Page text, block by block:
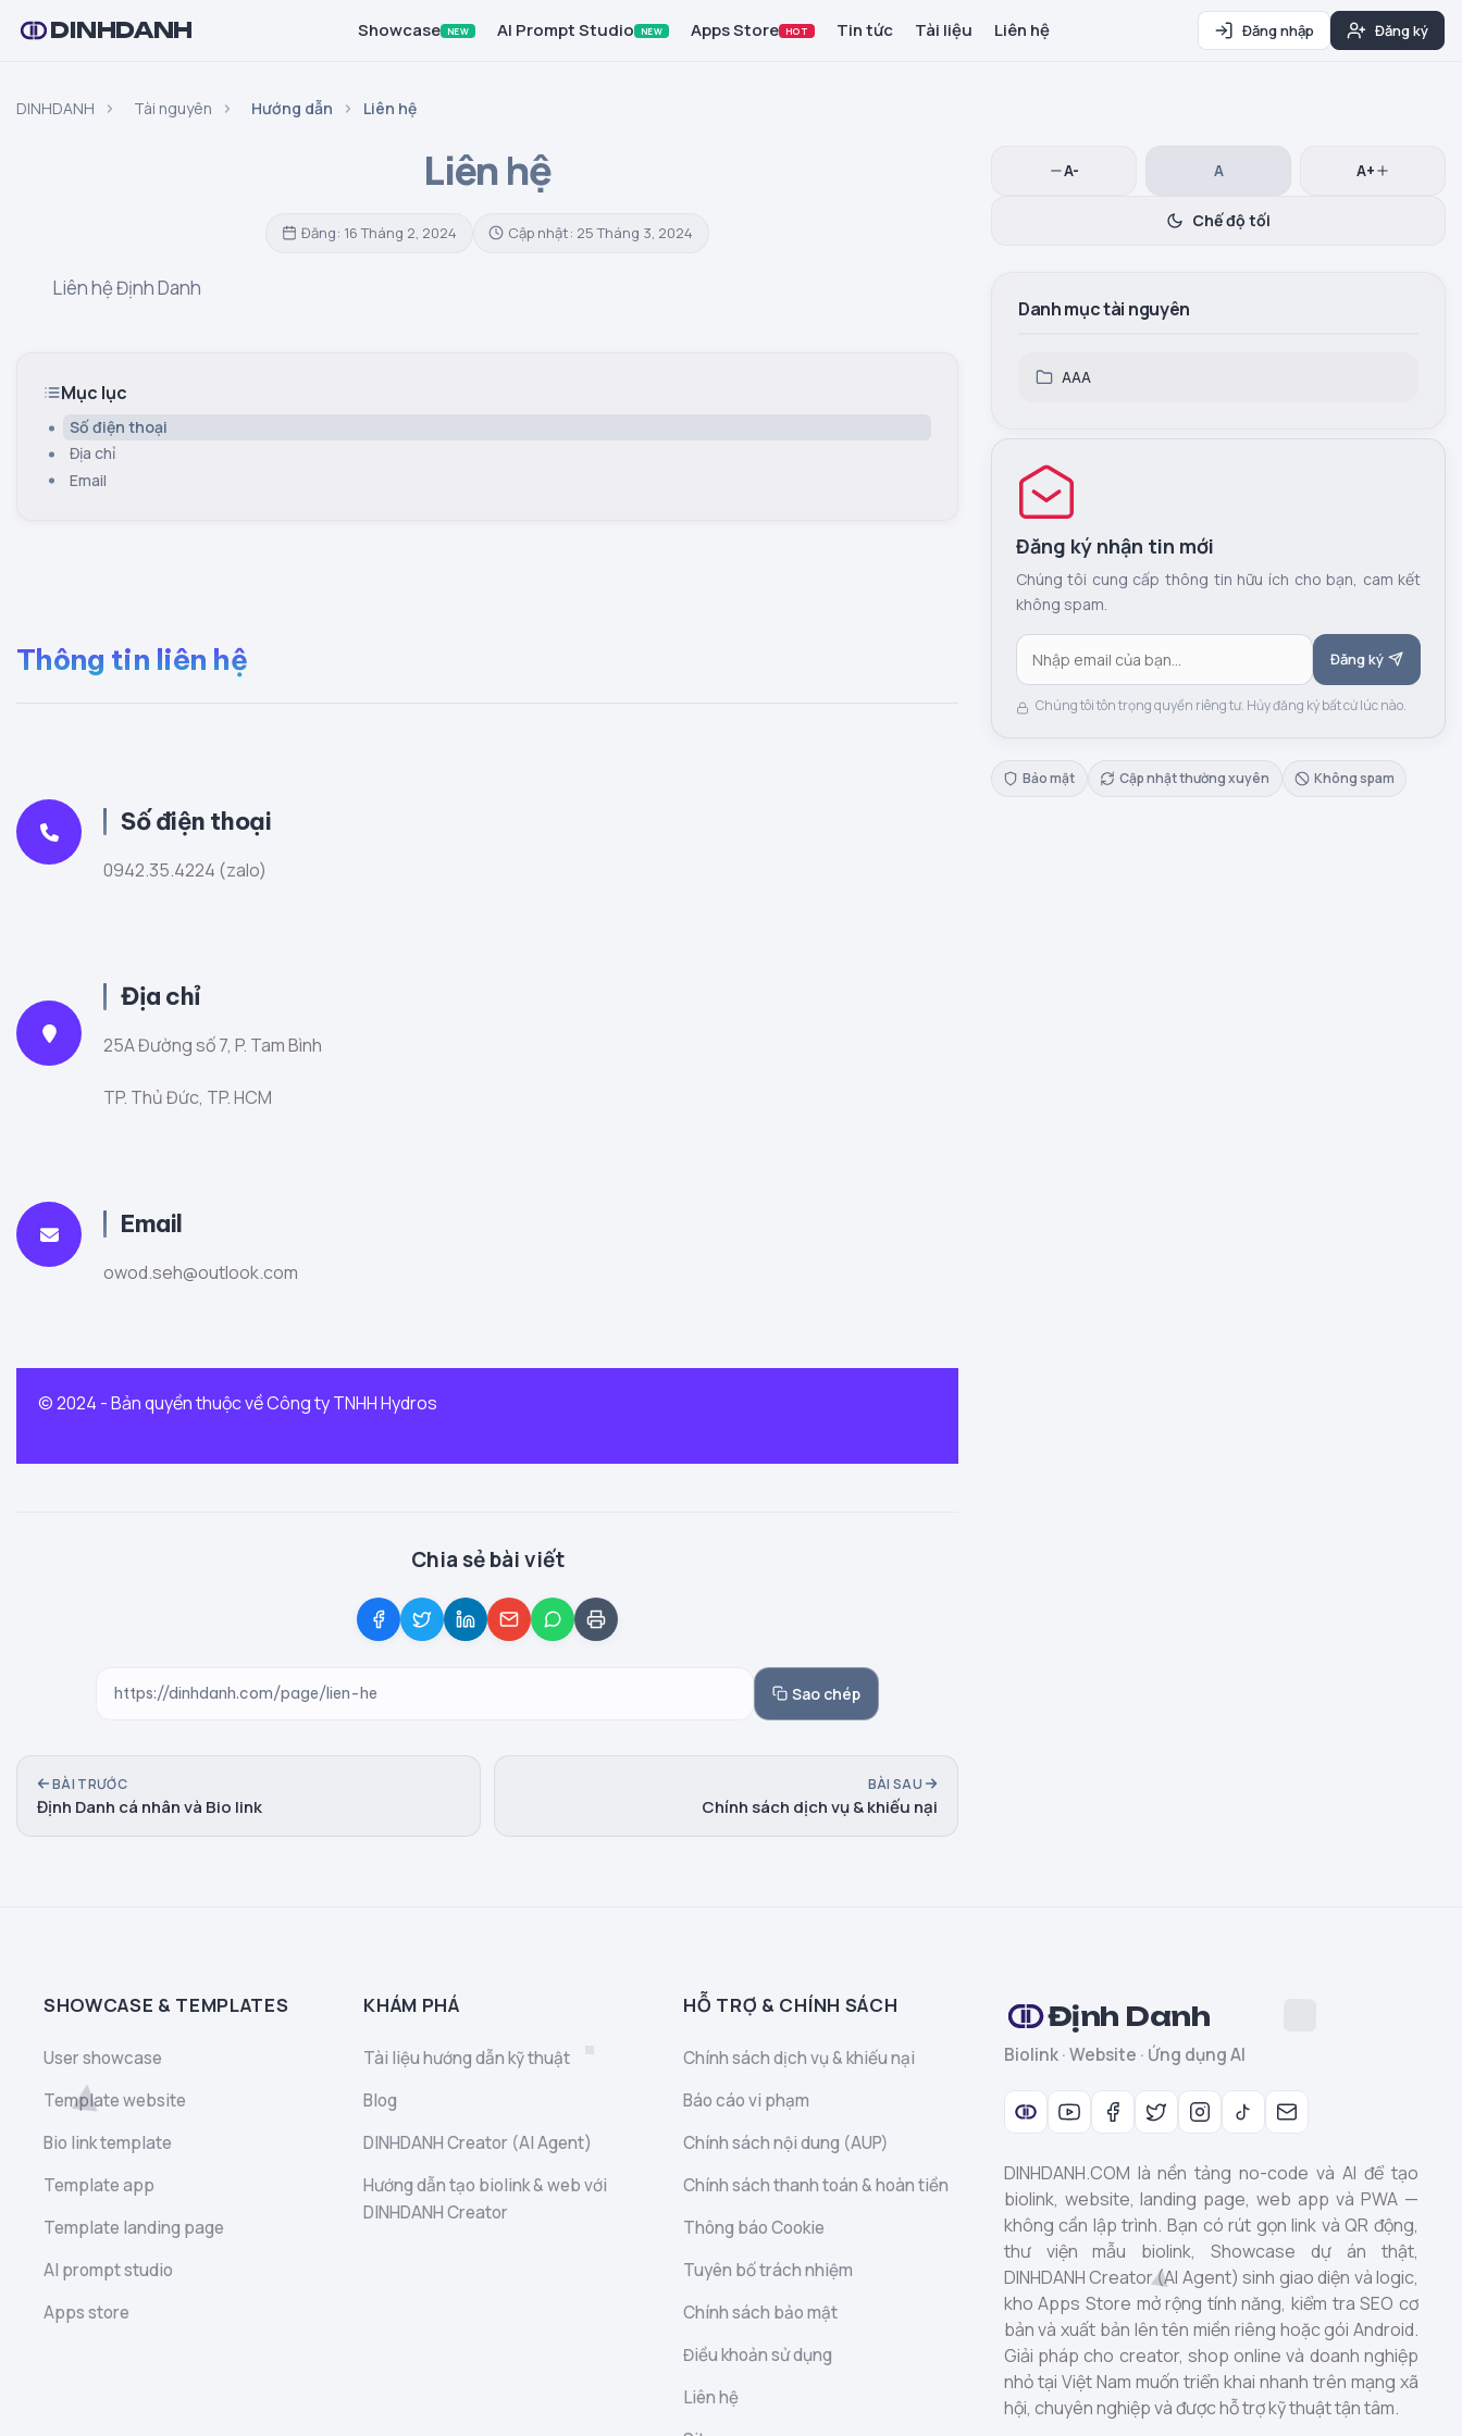
DINHDANH Showcase NEW AI Prompt Studio NEW Apps Store HOT Tin tức Tài liệu Liên hệ Đăng nhập Đăng ký
DINHDANH Tài nguyên Hướng dẫn Liên hệ
Liên hệ
Đăng: 16 Tháng 2, 2024 Cập nhật: 25 Tháng 3, 2024
Liên hệ Định Danh
Mục lục
Số điện thoại
Địa chỉ
Email
Thông tin liên hệ
Số điện thoại
0942.35.4224 (zalo)
Địa chỉ
25A Đường số 7, P. Tam Bình
TP. Thủ Đức, TP. HCM
Email
owod.seh@outlook.com
© 2024 - Bản quyền thuộc về Công ty TNHH Hydros
Chia sẻ bài viết
Sao chép
BÀI TRƯỚC
Định Danh cá nhân và Bio link
BÀI SAU
Chính sách dịch vụ & khiếu nại
A- A A+
Chế độ tối
Danh mục tài nguyên
AAA
Đăng ký nhận tin mới
Chúng tôi cung cấp thông tin hữu ích cho bạn, cam kết
không spam.
Đăng ký
Chúng tôi tôn trọng quyền riêng tư. Hủy đăng ký bất cứ lúc nào.
Bảo mật Cập nhật thường xuyên Không spam
SHOWCASE & TEMPLATES
User showcase
Template website
Bio link template
Template app
Template landing page
AI prompt studio
Apps store
KHÁM PHÁ
Tài liệu hướng dẫn kỹ thuật
Blog
DINHDANH Creator (AI Agent)
Hướng dẫn tạo biolink & web với
DINHDANH Creator
HỖ TRỢ & CHÍNH SÁCH
Chính sách dịch vụ & khiếu nại
Báo cáo vi phạm
Chính sách nội dung (AUP)
Chính sách thanh toán & hoàn tiền
Thông báo Cookie
Tuyên bố trách nhiệm
Chính sách bảo mật
Điều khoản sử dụng
Liên hệ
Định Danh
Biolink · Website · Ứng dụng AI
DINHDANH.COM là nền tảng no-code và AI để tạo
biolink, website, landing page, web app và PWA —
không cần lập trình. Bạn có rút gọn link và QR động,
thư viện mẫu biolink, Showcase dự án thật,
DINHDANH Creator (AI Agent) sinh giao diện và logic,
kho Apps Store mở rộng tính năng, kiểm tra SEO cơ
bản và xuất bản lên tên miền riêng hoặc gói Android.
Giải pháp cho creator, shop online và doanh nghiệp
nhỏ tại Việt Nam muốn triển khai nhanh trên mạng xã
hội, chuyên nghiệp và được hỗ trợ kỹ thuật tận tâm.